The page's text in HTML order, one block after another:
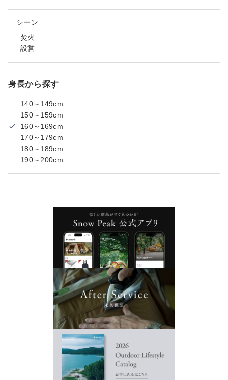
シーン
焚火
設営
身長から探す
140～149cm
150～159cm
160～169cm
170～179cm
180～189cm
190～200cm